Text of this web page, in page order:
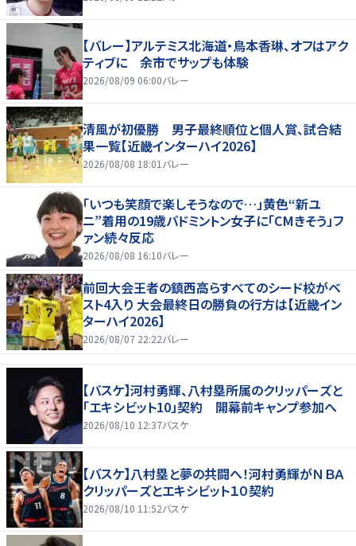
【バレー】アルテミス北海道・鳥本香琳、オフはアク
ティブに 余市でサップも体験
2026/08/09 06:00バレー
清風が初優勝 男子最終順位と個人賞、試合結
果一覧【近畿インターハイ2026】
2026/08/08 18:01 バレー
「いつも笑顔で楽しそうなので…」黄色“新ユ
ニ”着用の19歳バドミントン女子に「CMきそう」フ
ァン続々反応
2026/08/08 16:10バレー
前回大会王者の鎮西高らすべてのシード校がベ
スト4入り 大会最終日の勝負の行方は【近畿イン
ターハイ2026】
2026/08/07 22:22バレー
【バスケ】河村勇輝、八村塁所属のクリッパーズと
「エキシビット10」契約 開幕前キャンプ参加へ
2026/08/10 12:37バスケ
【バスケ】八村塁と夢の共闘へ！河村勇輝がＮＢＡ
クリッパーズとエキシビット１０契約
2026/08/10 11:52バスケ